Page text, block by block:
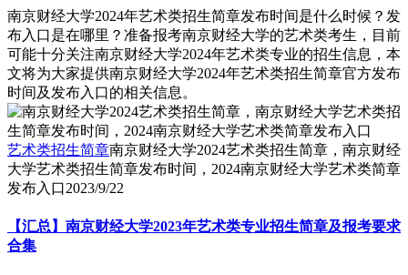
南京财经大学2024年艺术类招生简章发布时间是什么时候？发
布入口是在哪里？准备报考南京财经大学的艺术类考生，目前
可能十分关注南京财经大学2024年艺术类专业的招生信息，本
文将为大家提供南京财经大学2024年艺术类招生简章官方发布
时间及发布入口的相关信息。
艺术类招生简章南京财经大学2024艺术类招生简章，南京财经
大学艺术类招生简章发布时间，2024南京财经大学艺术类简章
发布入口2023/9/22
【汇总】南京财经大学2023年艺术类专业招生简章及报考要求
合集